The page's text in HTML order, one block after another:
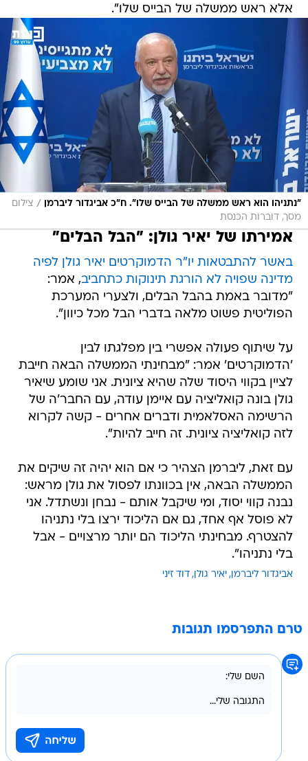
אלא ראש ממשלה של הבייס שלו".
"נתניהו הוא ראש ממשלה של הבייס שלו". ח"כ אביגדור ליברמן / צילום
מסך, דוברות הכנסת
אמירתו של יאיר גולן: "הבל הבלים"
באשר להתבטאות יו"ר הדמוקרטים יאיר גולן לפיה
מדינה שפויה לא הורגת תינוקות כתחביב, אמר:
"מדובר באמת בהבל הבלים, ולצערי המערכת
הפוליטית פשוט מלאה בדברי הבל מכל כיוון".
על שיתוף פעולה אפשרי בין מפלגתו לבין
'הדמוקרטים' אמר: "מבחינתי הממשלה הבאה חייבת
לציין בקווי היסוד שלה שהיא ציונית. אני שומע שיאיר
גולן בונה קואליציה עם איימן עודה, עם החבר'ה של
הרשימה האסלאמית ודברים אחרים - קשה לקרוא
לזה קואליציה ציונית. זה חייב להיות".
עם זאת, ליברמן הצהיר כי אם הוא יהיה זה שיקים את
הממשלה הבאה, אין בכוונתו לפסול את גולן מראש:
נבנה קווי יסוד, ומי שיקבל אותם - נבחן ונשתדל. אני
לא פוסל אף אחד, גם אם הליכוד ירצו בלי נתניהו
להצטרף. מבחינתי הליכוד הם יותר מרצויים - אבל
בלי נתניהו".
אביגדור ליברמן יאיר גולן דוד זיני
טרם התפרסמו תגובות